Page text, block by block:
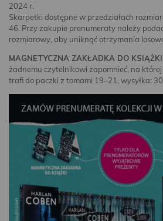
2024 r.
Skarpetki dostępne w przedziałach
46. Przy zakupie prenumeraty należy
rozmiarowy, aby uniknąć otrzymania
MAGNETYCZNA ZAKŁADKA DO KSIĄŻKI
żadnemu czytelnikowi zapomnieć, na
trafi do paczki z tomami 19–21, wysyłka: